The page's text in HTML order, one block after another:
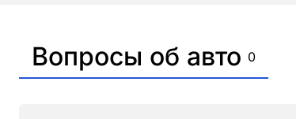
Вопросы об авто 0